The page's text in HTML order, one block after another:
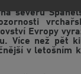
severu
Evropy
Více než pět
v letošním